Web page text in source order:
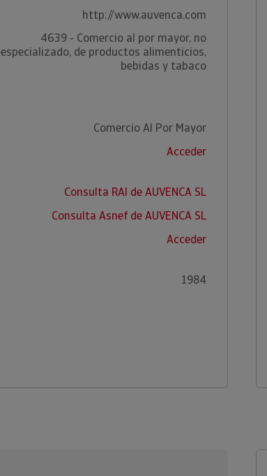
http://www.auvenca.com
4639 - Comercio al por mayor, no
especializado, de productos alimenticios,
bebidas y tabaco
Comercio Al Por Mayor
Acceder
Consulta RAI de AUVENCA SL
Consulta Asnef de AUVENCA SL
Acceder
1984